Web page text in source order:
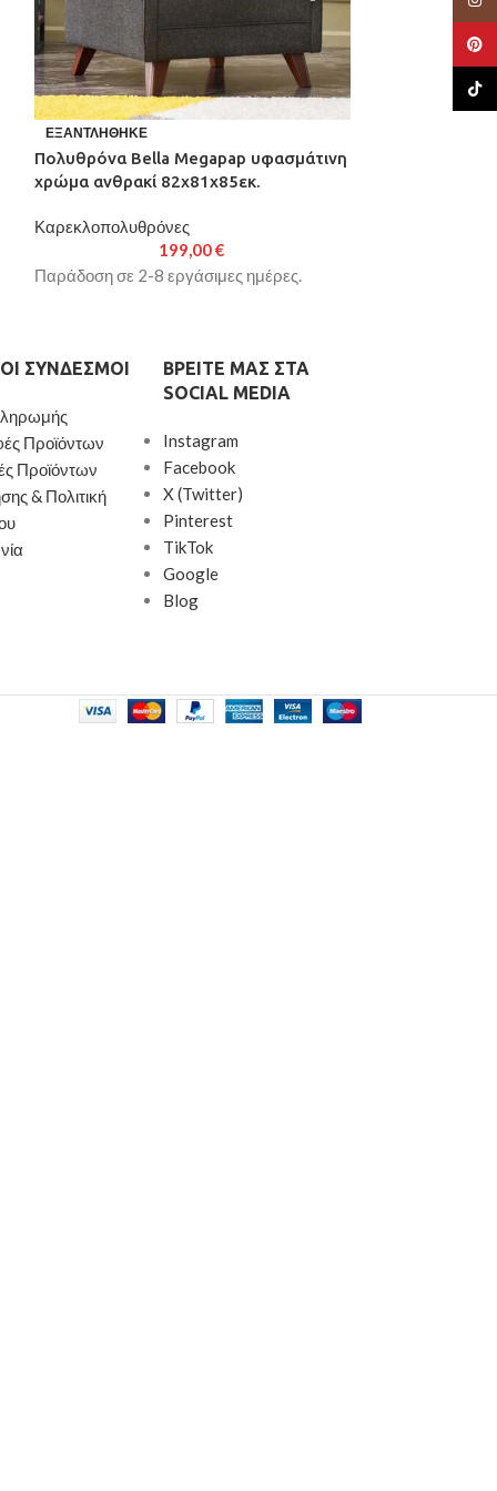
ΕΞΑΝΤΛΉΘΗΚΕ
Πολυθρόνα Bella Megapap υφασμάτινη
χρώμα ανθρακί 82x81x85εκ.
Καρεκλοπολυθρόνες
199,00€
Παράδοση σε 2-8 εργάσιμες ημέρες.
ΣΎΝΔΕΣΜΟΙ
Προϊόντων
Προϊόντων
& Πολιτική
ΒΡΕΊΤΕ ΜΑΣ ΣΤΑ
SOCIAL MEDIA
Instagram
Facebook
X (Twitter)
Pinterest
TikTok
Google
Blog